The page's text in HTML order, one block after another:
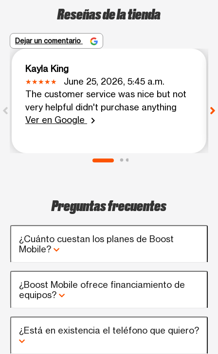
Reseñas de la tienda
Dejar un comentario
Kayla King
June 25, 2026, 5:45 a.m.
The customer service was nice but not
very helpful didn't purchase anything
Ver en Google
chevron_right
Preguntas frecuentes
¿Cuánto cuestan los planes de Boost
Mobile?
¿Boost Mobile ofrece financiamiento de
equipos?
¿Está en existencia el teléfono que quiero?